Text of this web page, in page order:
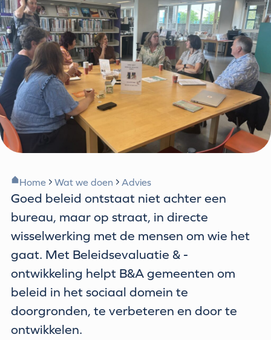
Home Wat we doen Advies
Goed beleid ontstaat niet achter een
bureau, maar op straat, in directe
wisselwerking met de mensen om wie het
gaat. Met Beleidsevaluatie & -
ontwikkeling helpt B&A gemeenten om
beleid in het sociaal domein te
doorgronden, te verbeteren en door te
ontwikkelen.